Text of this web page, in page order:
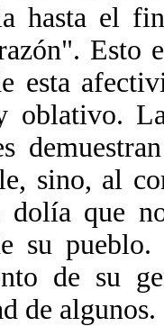
hasta el
Esto
esta
oblativo.
sino, al
que
su
de su
de algunos.